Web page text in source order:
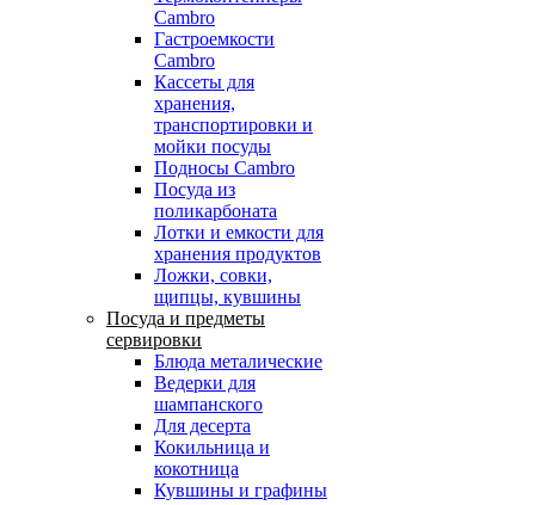
Cambro
Гастроемкости
Cambro
Кассеты для
хранения,
транспортировки и
мойки посуды
Подносы Cambro
Посуда из
поликарбоната
Лотки и емкости для
хранения продуктов
Ложки, совки,
щипцы, кувшины
Посуда и предметы
сервировки
Блюда металические
Ведерки для
шампанского
Для десерта
Кокильница и
кокотница
Кувшины и графины